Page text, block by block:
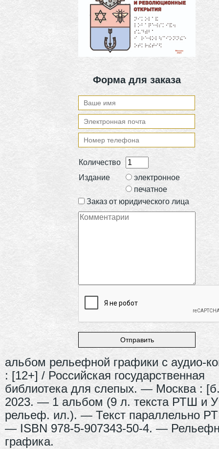
Форма для заказа
Количество
Издание
электронное
печатное
Заказ от юридического лица
альбом рельефной графики с аудио-
: [12+] / Российская государственная
библиотека для слепых. — Москва :
2023. — 1 альбом (9 л. текста РТШ и
рельеф. ил.). — Текст параллельно
— ISBN 978-5-907343-50-4. —
графика.